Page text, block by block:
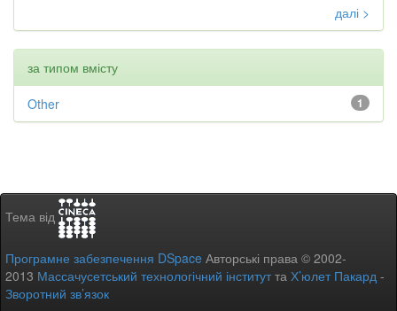
далі >
за типом вмісту
1
Other
Тема від
Програмне забезпечення DSpace Авторські права © 2002-
2013 Массачусетський технологічний інститутта Х’юлет Пакард -
Зворотний зв’язок